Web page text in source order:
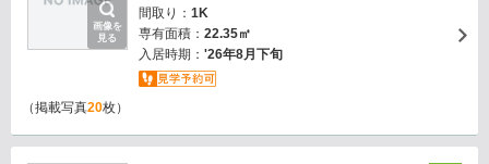
画像を
見る
間取り： 1K
専有面積： 22.35㎡
入居時期： '26年8月下旬
（掲載写真20枚）